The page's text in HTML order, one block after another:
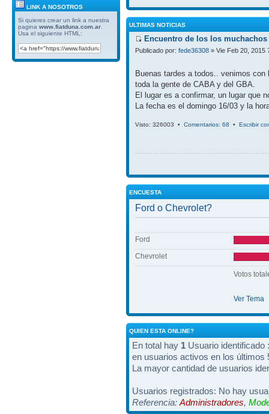
LINK A NOSOTROS
Si quieres crear un link a nuestra
pagina www.fiatduna.com.ar
Usa el siguiente HTML:
ULTIMAS NOTICIAS
Encuentro de los los
Publicado por: fede36308 » Vie Feb 20, 2015
Buenas tardes a todos.. venimos
toda la gente de CABA y del GBA.
El lugar es a confirmar, un lugar que
La fecha es el domingo 16/03 y la
Visto: 326003 • Comentarios: 68 • Escribir
ENCUESTA
Ford o Chevrolet?
Ford
Chevrolet
Votos
Ver Tema
QUIEN ESTA ONLINE?
En total hay 1 Usuario identificado
en usuarios activos en los últimos
La mayor cantidad de usuarios
Usuarios registrados: No hay
Referencia: Administradores,